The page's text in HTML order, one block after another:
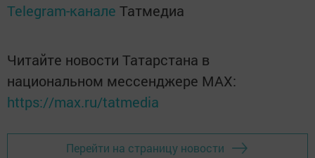
Telegram-канале Татмедиа
Читайте новости Татарстана в
национальном мессенджере MАХ:
https://max.ru/tatmedia
Перейти на страницу новости